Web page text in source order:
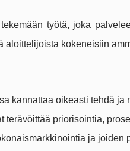
työtä, joka
kokeneisiin
kannattaa oikeasti tehdä ja
terävöittää priorisointia,
ja joiden